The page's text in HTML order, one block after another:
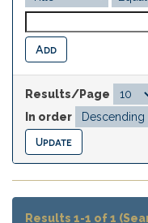
Results/Page
In order
Results 1-1 of 1